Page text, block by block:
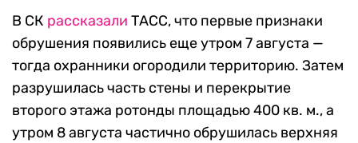
В СК рассказали ТАСС, что первые признаки
обрушения появились еще утром 7 августа —
тогда охранники огородили территорию. Затем
разрушилась часть стены и перекрытие
второго этажа ротонды площадью 400 кв. м., а
утром 8 августа частично обрушилась верхняя